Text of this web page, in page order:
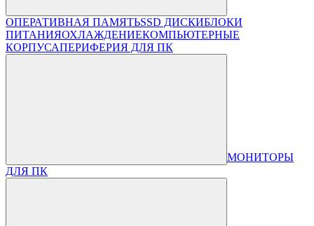
ОПЕРАТИВНАЯ ПАМЯТЬSSD ДИСКИБЛОКИ
ПИТАНИЯОХЛАЖДЕНИЕКОМПЬЮТЕРНЫЕ
КОРПУСАПЕРИФЕРИЯ ДЛЯ ПК
МОНИТОРЫ
ДЛЯ ПК